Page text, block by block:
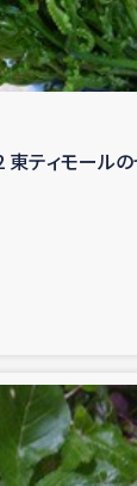
避難民・帰還
におけるシリア
スラウェシの
ランカ南部洪水
女性をつなぐサ
東ティモールの